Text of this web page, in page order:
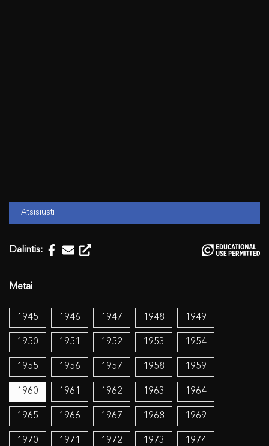
Atsisiųsti
Dalintis:
1945 1946 1947 1948 1949
1950 1951 1952 1953 1954
1955 1956 1957 1958 1959
1960 1961 1962 1963 1964
1965 1966 1967 1968 1969
1970 1971 1972 1973 1974